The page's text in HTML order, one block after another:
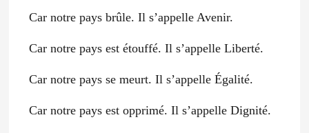
Car notre pays brûle. Il s’appelle Avenir.
Car notre pays est étouffé. Il s’appelle Liberté.
Car notre pays se meurt. Il s’appelle Égalité.
Car notre pays est opprimé. Il s’appelle Dignité.